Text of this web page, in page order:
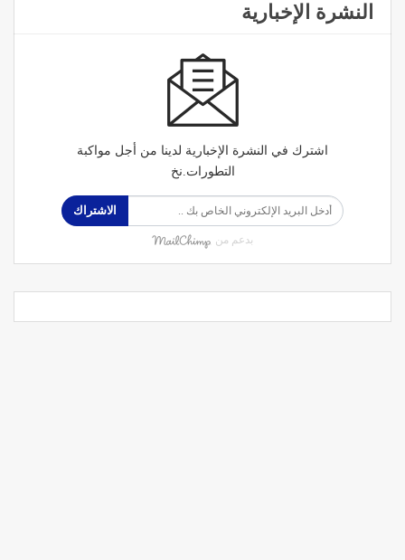
النشرة الإخبارية
اشترك في النشرة الإخبارية لدينا من أجل مواكبة
التطورات.نخ
الاشتراك
بدعم من